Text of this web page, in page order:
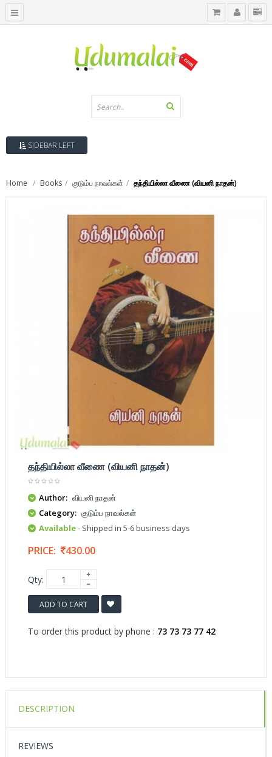
SIDEBAR LEFT
Home Books குடும்ப நாவல்கள் தந்தியில்லா வீணை (வியனி நாதன்)
தந்தியில்லா வீணை (வியனி நாதன்)
Author: வியனி நாதன்
Category: குடும்ப நாவல்கள்
Available- Shipped in 5-6 business days
PRICE: 430.00
Qty:
ADD TO CART
To order this product by phone : 73 73 73 77 42
DESCRIPTION
REVIEWS